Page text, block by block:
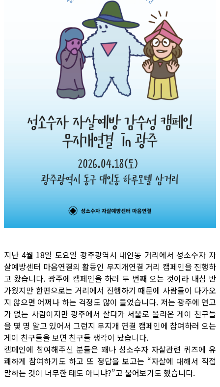
지난 4월 18일 토요일 광주광역시 대인동 거리에서 성소수자 자
살예방센터 마음연결의 활동인 무지개연결 거리 캠페인을 진행하
고 왔습니다. 광주에 캠페인을 하러 두 번째 오는 것이라 내심 반
가웠지만 한편으로는 거리에서 진행하기 때문에 사람들이 다가오
지 않으면 어쩌나 하는 걱정도 많이 들었습니다. 저는 광주에 연고
가 없는 사람이지만 광주에서 살다가 서울로 올라온 게이 친구들
을 몇 명 알고 있어서 그런지 무지개 연결 캠페인에 참여하러 오는
게이 친구들을 보면 친구들 생각이 났습니다.
캠페인에 참여해주신 분들은 꽤나 성소수자 자살관련 퀴즈에 유
쾌하게 참여하기도 하고 또 정답을 보고는 “자살에 대해서 직접
말하는 것이 너무한 태도 아니냐?”고 물어보기도 했습니다.